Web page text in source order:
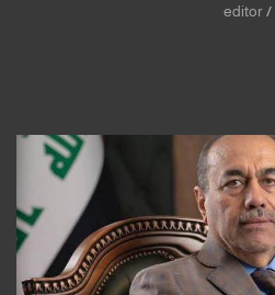
editor